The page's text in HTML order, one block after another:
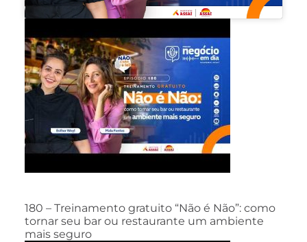
180 – Treinamento gratuito “Não é Não”: como
tornar seu bar ou restaurante um ambiente
mais seguro